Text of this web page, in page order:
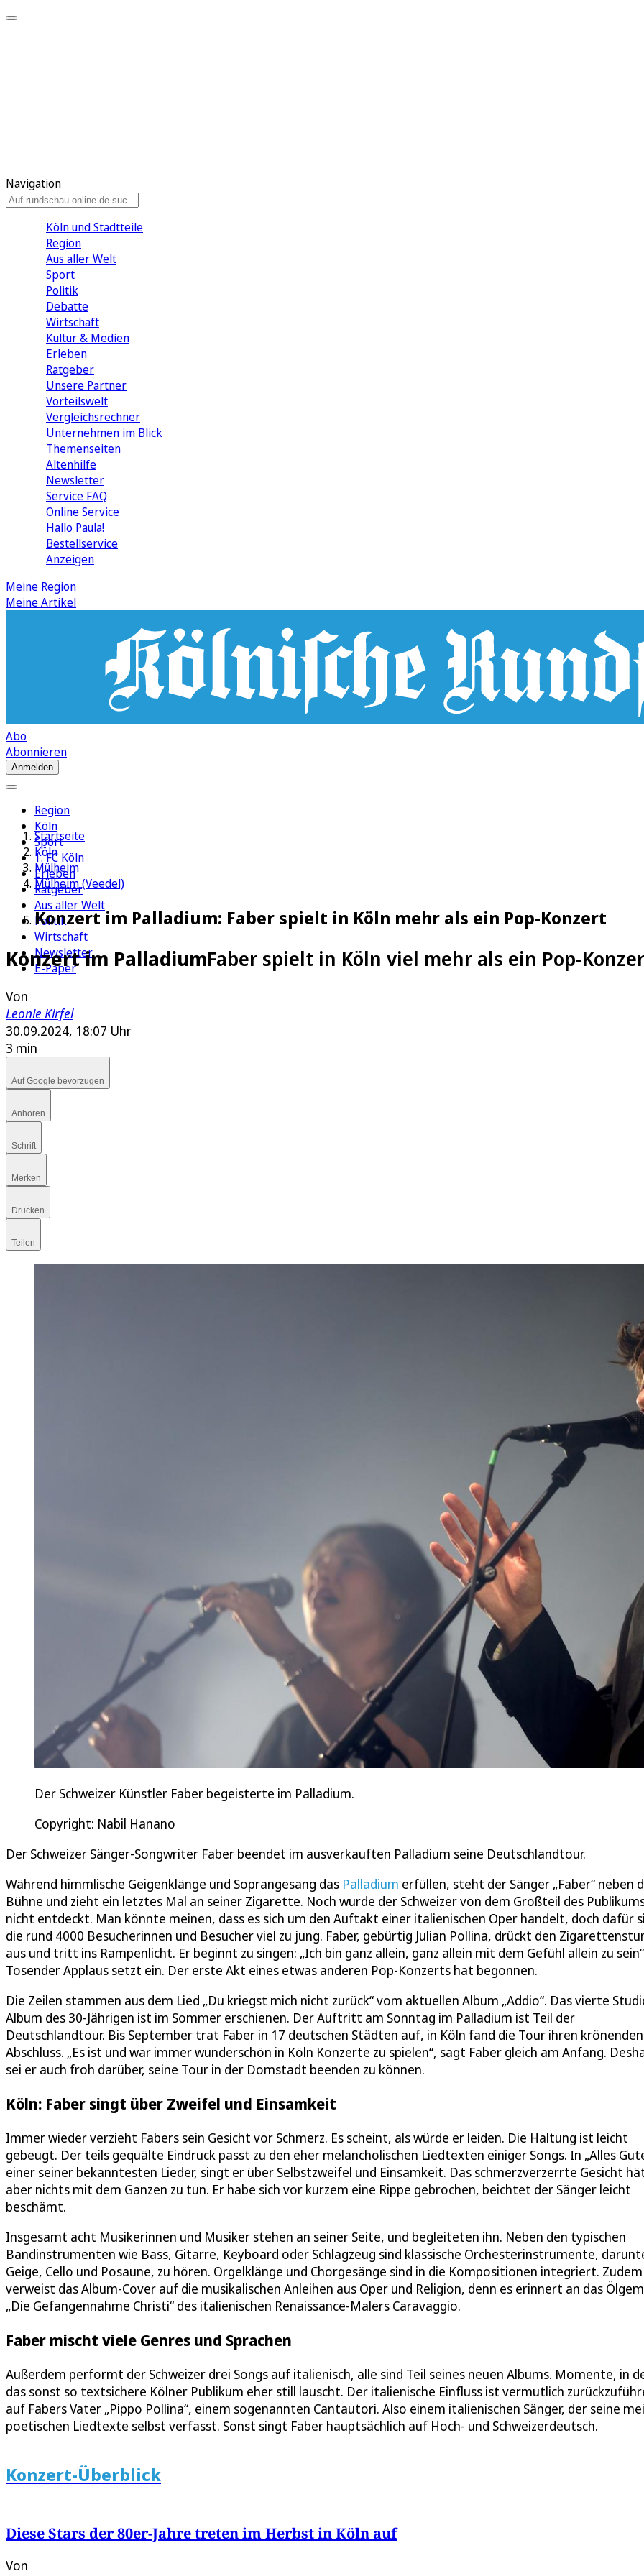
Navigation
Köln und Stadtteile
Region
Aus aller Welt
Sport
Politik
Debatte
Wirtschaft
Kultur & Medien
Erleben
Ratgeber
Unsere Partner
Vorteilswelt
Vergleichsrechner
Unternehmen im Blick
Themenseiten
Altenhilfe
Newsletter
Service FAQ
Online Service
Hallo Paula!
Bestellservice
Anzeigen
Meine Region
Meine Artikel
Abo
Abonnieren
Anmelden
Region
Köln
Sport
1. FC Köln
Erleben
Ratgeber
Aus aller Welt
Politik
Wirtschaft
Newsletter
E-Paper
Startseite
Köln
Mülheim
Mülheim (Veedel)
Konzert im Palladium: Faber spielt in Köln mehr als ein Pop-Konzert
Konzert im PalladiumFaber spielt in Köln viel mehr als ein Pop-
Von
Leonie Kirfel
30.09.2024, 18:07 Uhr
3 min
Auf Google bevorzugen
Anhören
Schrift
Merken
Drucken
Teilen
Der Schweizer Künstler Faber begeisterte im Palladium.
Copyright: Nabil Hanano
Der Schweizer Sänger-Songwriter Faber beendet im ausverkauften Palladium seine Deutschlandtour.
Während himmlische Geigenklänge und Soprangesang das Palladium erfüllen, steht der Sänger „Faber“ neben
Bühne und zieht ein letztes Mal an seiner Zigarette. Noch wurde der Schweizer von dem Großteil des
nicht entdeckt. Man könnte meinen, dass es sich um den Auftakt einer italienischen Oper handelt, doch dafür
die rund 4000 Besucherinnen und Besucher viel zu jung. Faber, gebürtig Julian Pollina, drückt den
aus und tritt ins Rampenlicht. Er beginnt zu singen: „Ich bin ganz allein, ganz allein mit dem Gefühl allein zu
Tosender Applaus setzt ein. Der erste Akt eines etwas anderen Pop-Konzerts hat begonnen.
Die Zeilen stammen aus dem Lied „Du kriegst mich nicht zurück“ vom aktuellen Album „Addio“. Das vierte
Album des 30-Jährigen ist im Sommer erschienen. Der Auftritt am Sonntag im Palladium ist Teil der
Deutschlandtour. Bis September trat Faber in 17 deutschen Städten auf, in Köln fand die Tour ihren krönenden
Abschluss. „Es ist und war immer wunderschön in Köln Konzerte zu spielen“, sagt Faber gleich am Anfang.
sei er auch froh darüber, seine Tour in der Domstadt beenden zu können.
Köln: Faber singt über Zweifel und Einsamkeit
Immer wieder verzieht Fabers sein Gesicht vor Schmerz. Es scheint, als würde er leiden. Die Haltung ist leicht
gebeugt. Der teils gequälte Eindruck passt zu den eher melancholischen Liedtexten einiger Songs. In „Alles
einer seiner bekanntesten Lieder, singt er über Selbstzweifel und Einsamkeit. Das schmerzverzerrte Gesicht
aber nichts mit dem Ganzen zu tun. Er habe sich vor kurzem eine Rippe gebrochen, beichtet der Sänger leicht
beschämt.
Insgesamt acht Musikerinnen und Musiker stehen an seiner Seite, und begleiteten ihn. Neben den typischen
Bandinstrumenten wie Bass, Gitarre, Keyboard oder Schlagzeug sind klassische Orchesterinstrumente,
Geige, Cello und Posaune, zu hören. Orgelklänge und Chorgesänge sind in die Kompositionen integriert. Zudem
verweist das Album-Cover auf die musikalischen Anleihen aus Oper und Religion, denn es erinnert an das
„Die Gefangennahme Christi“ des italienischen Renaissance-Malers Caravaggio.
Faber mischt viele Genres und Sprachen
Außerdem performt der Schweizer drei Songs auf italienisch, alle sind Teil seines neuen Albums. Momente, in
das sonst so textsichere Kölner Publikum eher still lauscht. Der italienische Einfluss ist vermutlich
auf Fabers Vater „Pippo Pollina“, einem sogenannten Cantautori. Also einem italienischen Sänger, der seine
poetischen Liedtexte selbst verfasst. Sonst singt Faber hauptsächlich auf Hoch- und Schweizerdeutsch.
Konzert-Überblick
Diese Stars der 80er-Jahre treten im Herbst in Köln auf
Von